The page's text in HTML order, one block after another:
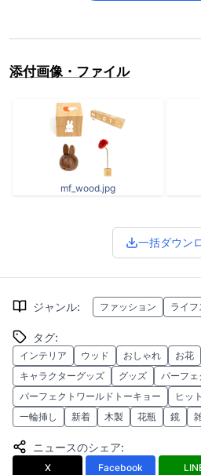
添付画像・ファイル
mf_wood.jpg
一括ダウン
ジャンル: ファッション ライ
タグ:
インテリア ウッド おしゃれ お花
キャラクターグッズ
グッズ
パーフェ
パーフェクトワールドトーキョー
ヒッ
一輪挿し
新着 木製 花瓶 鏡
ニュースのシェア:
X Facebook